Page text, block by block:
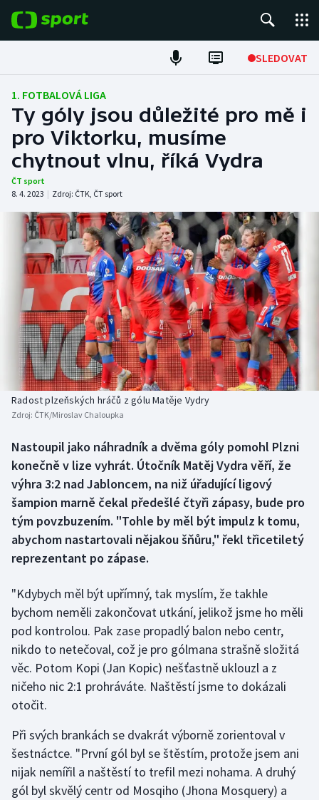
SLEDOVAT
Fotbal
Hokej
Tenis
Atletika
Cyklistika
DALŠÍ SPORTY
Americký fotbal
Baseball a softbal
Basketbal
Biatlon
Box
Curling
Dostihy
Futsal
Golf
Gymnastika
Házená
Jezdectví
Judo
NEPŘEHLÉDNĚTE
Soutěže
Historické návraty
Aplikace ČT sport
1. FOTBALOVÁ LIGA
Ty góly jsou důležité pro mě i
pro Viktorku, musíme
chytnout vlnu, říká Vydra
ČT sport
8. 4. 2023 | Zdroj: ČTK, ČT sport
Radost plzeňských hráčů z gólu Matěje Vydry
Zdroj: ČTK/Miroslav Chaloupka
Nastoupil jako náhradník a dvěma góly pomohl Plzni
konečně v lize vyhrát. Útočník Matěj Vydra věří, že
výhra 3:2 nad Jabloncem, na niž úřadující ligový
šampion marně čekal předešlé čtyři zápasy, bude pro
tým povzbuzením. "Tohle by měl být impulz k tomu,
abychom nastartovali nějakou šňůru," řekl třicetiletý
reprezentant po zápase.
"Kdybych měl být upřímný, tak myslím, že takhle
bychom neměli zakončovat utkání, jelikož jsme ho měli
pod kontrolou. Pak zase propadlý balon nebo centr,
nikdo to netečoval, což je pro gólmana strašně složitá
věc. Potom Kopi (Jan Kopic) nešťastně uklouzl a z
ničeho nic 2:1 prohráváte. Naštěstí jsme to dokázali
otočit.
Při svých brankách se dvakrát výborně zorientoval v
šestnáctce. "První gól byl se štěstím, protože jsem ani
nijak nemířil a naštěstí to trefil mezi nohama. A druhý
gól byl skvělý centr od Mosqiho (Jhona Mosquery) a